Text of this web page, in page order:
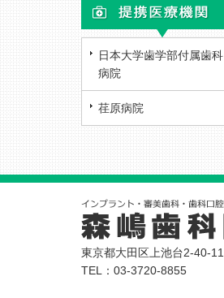
日本大学歯学部付属歯科
病院
荏原病院
東京都大田区上池台2-40-11
TEL：03-3720-8855